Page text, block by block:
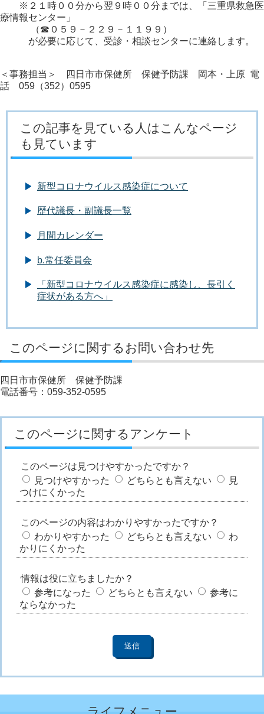
※２１時００分から翌９時００分までは、「三重県救急医
療情報センター」
（☎０５９－２２９－１１９９）
が必要に応じて、受診・相談センターに連絡します。
＜事務担当＞ 四日市市保健所 保健予防課 岡本・上原 電
話 059（352）0595
この記事を見ている人はこんなページ
も見ています
新型コロナウイルス感染症について
歴代議長・副議長一覧
月間カレンダー
b.常任委員会
「新型コロナウイルス感染症に感染し、長引く
症状がある方へ」
このページに関するお問い合わせ先
四日市市保健所 保健予防課
電話番号：059-352-0595
このページに関するアンケート
このページは見つけやすかったですか？
見つけやすかった
どちらとも言えない
見
つけにくかった
このページの内容はわかりやすかったですか？
わかりやすかった
どちらとも言えない
わ
かりにくかった
情報は役に立ちましたか？
参考になった
どちらとも言えない
参考に
ならなかった